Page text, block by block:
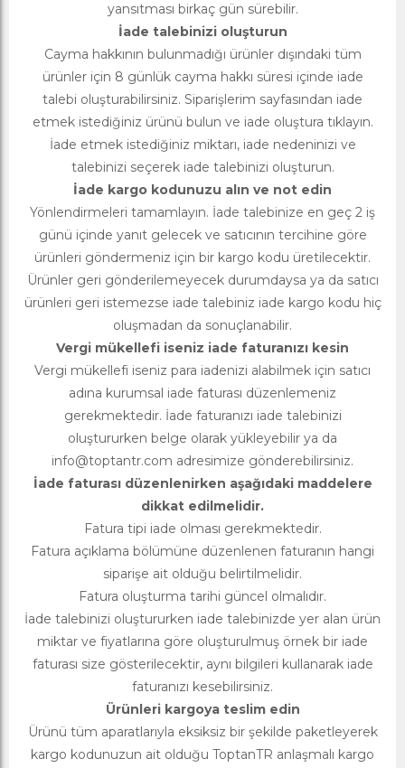
yansıtması birkaç gün sürebilir.
İade talebinizi oluşturun
Cayma hakkının bulunmadığı ürünler dışındaki tüm
ürünler için 8 günlük cayma hakkı süresi içinde iade
talebi oluşturabilirsiniz. Siparişlerim sayfasından iade
etmek istediğiniz ürünü bulun ve iade oluştura tıklayın.
İade etmek istediğiniz miktarı, iade nedeninizi ve
talebinizi seçerek iade talebinizi oluşturun.
İade kargo kodunuzu alın ve not edin
Yönlendirmeleri tamamlayın. İade talebinize en geç 2 iş
günü içinde yanıt gelecek ve satıcının tercihine göre
ürünleri göndermeniz için bir kargo kodu üretilecektir.
Ürünler geri gönderilemeyecek durumdaysa ya da satıcı
ürünleri geri istemezse iade talebiniz iade kargo kodu hiç
oluşmadan da sonuçlanabilir.
Vergi mükellefi iseniz iade faturanızı kesin
Vergi mükellefi iseniz para iadenizi alabilmek için satıcı
adına kurumsal iade faturası düzenlemeniz
gerekmektedir. İade faturanızı iade talebinizi
oluştururken belge olarak yükleyebilir ya da
info@toptantr.com adresimize gönderebilirsiniz.
İade faturası düzenlenirken aşağıdaki maddelere
dikkat edilmelidir.
Fatura tipi iade olması gerekmektedir.
Fatura açıklama bölümüne düzenlenen faturanın hangi
siparişe ait olduğu belirtilmelidir.
Fatura oluşturma tarihi güncel olmalıdır.
İade talebinizi oluştururken iade talebinizde yer alan ürün
miktar ve fiyatlarına göre oluşturulmuş örnek bir iade
faturası size gösterilecektir, aynı bilgileri kullanarak iade
faturanızı kesebilirsiniz.
Ürünleri kargoya teslim edin
Ürünü tüm aparatlarıyla eksiksiz bir şekilde paketleyerek
kargo kodunuzun ait olduğu ToptanTR anlaşmalı kargo